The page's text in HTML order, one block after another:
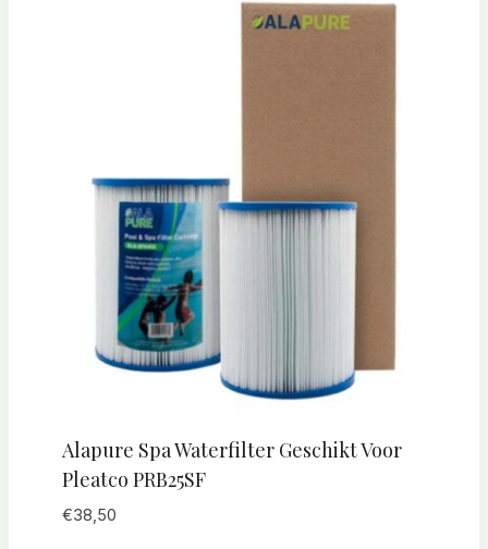
Alapure Spa Waterfilter Geschikt Voor
Pleatco PRB25SF
€38,50